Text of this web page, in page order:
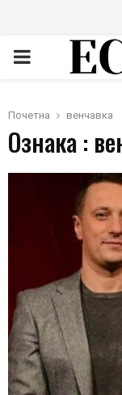
PRIMARY
Почетна венчавка
Ознака :